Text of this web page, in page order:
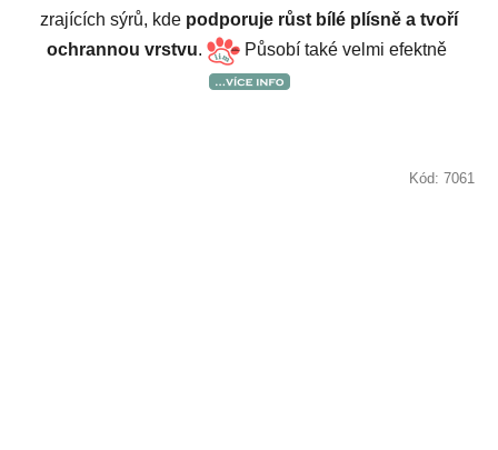
zrajících sýrů, kde podporuje růst bílé plísně a tvoří
ochrannou vrstvu. Působí také velmi efektně
Kód: 7061